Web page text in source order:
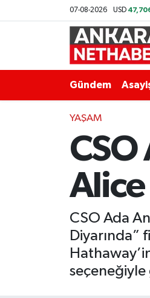
07-08-2026 USD
Gündem
YAŞAM
CSO
CSO Ada
Diyarında”
Ekonomi
Resmi İlanlar
Ankara Hava Durumu
Tüm Manşetler
Son Dakika Haberleri